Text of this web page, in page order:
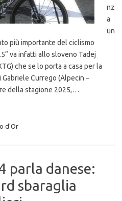
nz
a
un
più importante del ciclismo
va infatti allo sloveno Tadej
che se lo porta a casa per la
Currego (Alpecin –
della stagione 2025,…
d'Or
parla danese:
sbaraglia